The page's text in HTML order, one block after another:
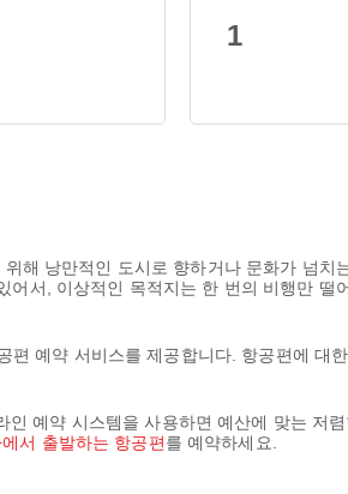
1
해 낭만적인 도시로 향하거나 문화가 넘치
서, 이상적인 목적지는 한 번의 비행만 떨
예약 서비스를 제공합니다. 항공편에 대
예약 시스템을 사용하면 예산에 맞는 저
서 출발하는 항공편를 예약하세요.